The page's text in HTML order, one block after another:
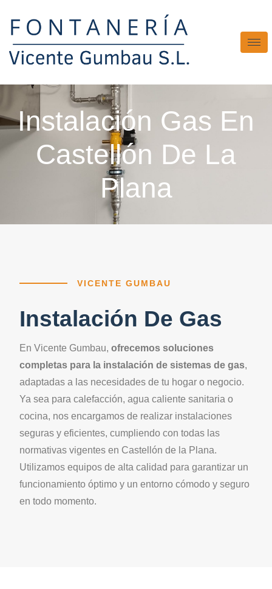
Instalación Gas En
Castellón De La
Plana
VICENTE GUMBAU
Instalación De Gas
En Vicente Gumbau, ofrecemos soluciones
completas para la instalación de sistemas de gas,
adaptadas a las necesidades de tu hogar o negocio.
Ya sea para calefacción, agua caliente sanitaria o
cocina, nos encargamos de realizar instalaciones
seguras y eficientes, cumpliendo con todas las
normativas vigentes en Castellón de la Plana.
Utilizamos equipos de alta calidad para garantizar un
funcionamiento óptimo y un entorno cómodo y seguro
en todo momento.